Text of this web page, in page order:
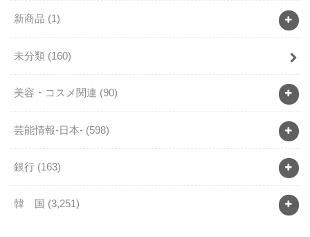
新商品 (1)
未分類 (160)
美容・コスメ関連 (90)
芸能情報-日本- (598)
銀行 (163)
韓 国 (3,251)